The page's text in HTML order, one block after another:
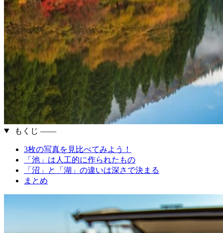
もくじ ――
3枚の写真を見比べてみよう！
「池」は人工的に作られたもの
「沼」と「湖」の違いは深さで決まる
まとめ